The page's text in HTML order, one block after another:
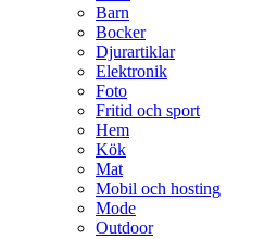
Barn
Bocker
Djurartiklar
Elektronik
Foto
Fritid och sport
Hem
Kök
Mat
Mobil och hosting
Mode
Outdoor